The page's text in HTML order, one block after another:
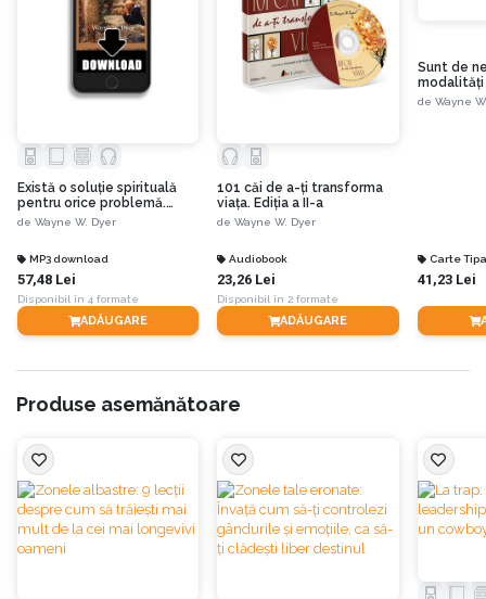
Există o soluție spirituală
pentru orice problemă.
Reînvață să trăiești!
de Wayne W. Dyer
MP3 download
57,48 Lei
Disponibil în 4 formate
ADĂUGARE
101 căi de a-ţi transforma
viaţa. Ediția a II-a
deWayne W. Dyer
Audiobook
23,26 Lei
Disponibil în 2 formate
ADĂUGARE
Sunt de
modalități
viață -
de Wayne
Carte
41,23 Lei
Produse asemănătoare